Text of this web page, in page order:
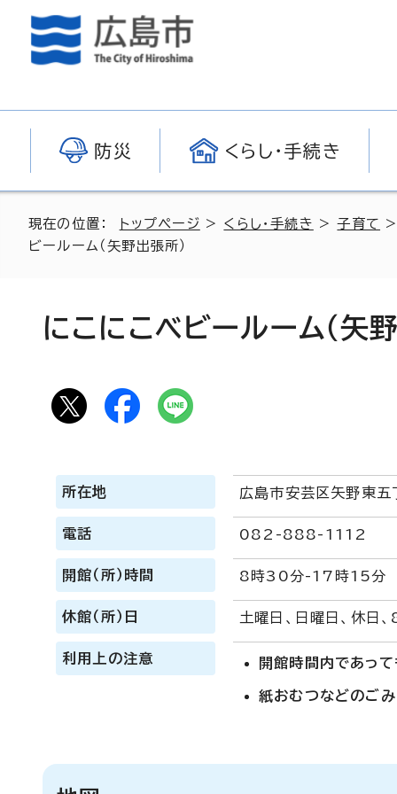
防災 くらし・手続き
現在の位置： トップページ > くらし・手続き >子育て
ビールーム（矢野出張所）
にこにこベビールーム（矢
所在地 広島市安芸区矢野東
電話 082-888-1112
開館（所）時間 8時30分-17時15分
休館（所）日 土曜日、日曜日、休
利用上の注意 開館時間内であっ
紙おむつなどのごみ